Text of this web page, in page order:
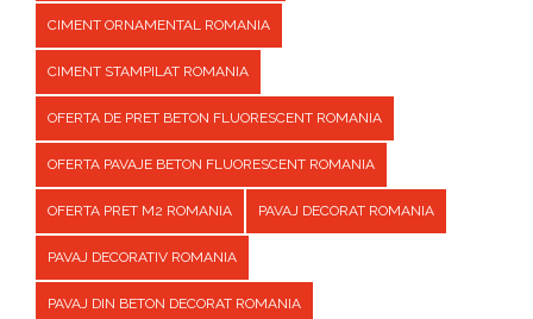
CIMENT ORNAMENTAL ROMANIA
CIMENT STAMPILAT ROMANIA
OFERTA DE PRET BETON FLUORESCENT ROMANIA
OFERTA PAVAJE BETON FLUORESCENT ROMANIA
OFERTA PRET M2 ROMANIA PAVAJ DECORAT ROMANIA
PAVAJ DECORATIV ROMANIA
PAVAJ DIN BETON DECORAT ROMANIA